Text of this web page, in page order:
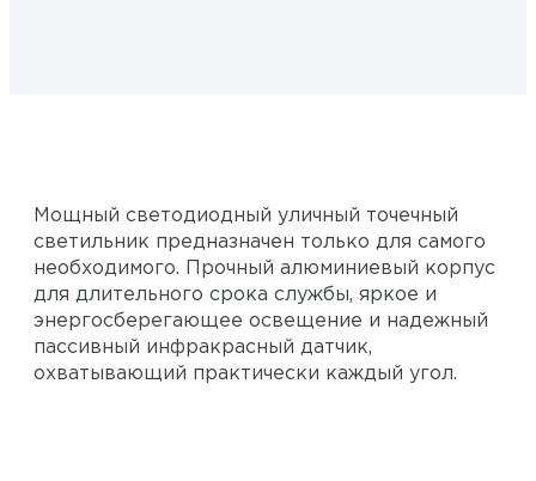
Мощный светодиодный уличный точечный
светильник предназначен только для самого
необходимого. Прочный алюминиевый корпус
для длительного срока службы, яркое и
энергосберегающее освещение и надежный
пассивный инфракрасный датчик,
охватывающий практически каждый угол.